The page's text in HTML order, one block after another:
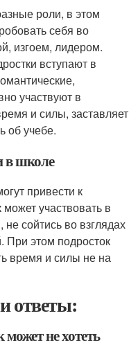
роли, в этом
себя во
изгоем, лидером.
вступают в
участвуют в
и силы, заставляет
об учебе.
в школе
привести к
участвовать в
сойтись во взглядах
При этом подросток
время и силы не на
ответы:
не хотеть